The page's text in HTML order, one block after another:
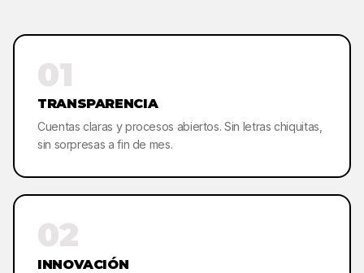
01
TRANSPARENCIA
Cuentas claras y procesos abiertos. Sin letras chiquitas,
sin sorpresas a fin de mes.
02
INNOVACIÓN